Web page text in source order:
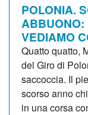
POLONIA.
ABBUONO:
VEDIAMO
Quatto quatto,
del Giro di
saccoccia. Il
scorso anno
in una corsa